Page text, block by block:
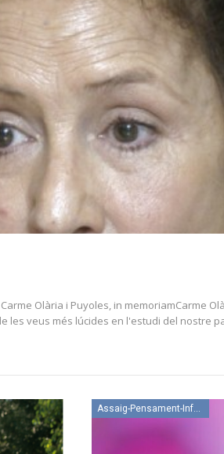
Olària i Puyoles, in memoriamCarme
les veus més lúcides en l'estudi del nostre
Assaig-Pensament-Informació